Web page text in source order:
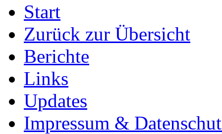
Start
Zurück zur Übersicht
Berichte
Links
Updates
Impressum &